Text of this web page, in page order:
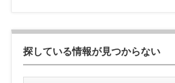
探している情報が見つからない